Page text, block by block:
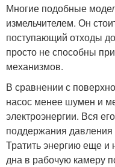
Многие подобные
измельчителем. Он
поступающий отходы
просто не способны
механизмов.
В сравнении с
насос менее шумен и
электроэнергии. Вся
поддержания
Тратить энергию еще и
дна в рабочую камеру